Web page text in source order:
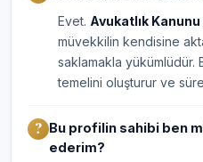
Evet. Avukatlık
müvekkilin kendisine
saklamakla yükümlüdür.
temelini oluşturur ve
Bu profilin sahibi ben
ederim?